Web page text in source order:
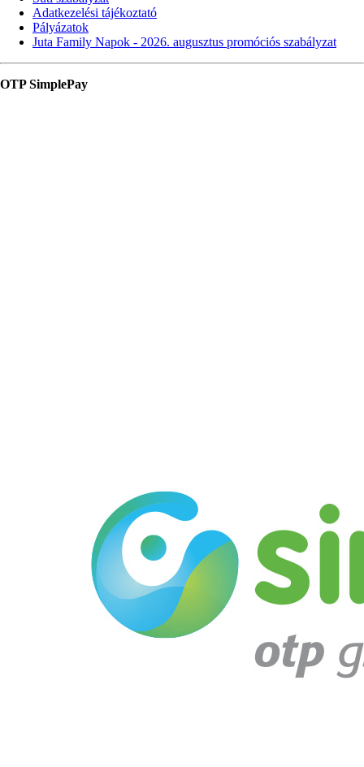
Adatkezelési tájékoztató
Pályázatok
Juta Family Napok - 2026. augusztus promóciós szabályzat
OTP SimplePay